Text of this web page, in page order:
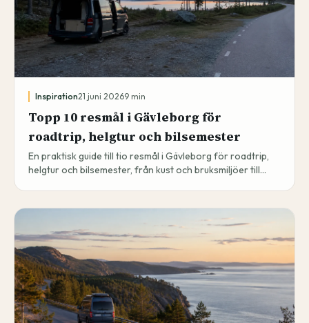
Inspiration21 juni 20269 min
Topp 10 resmål i Gävleborg för
roadtrip, helgtur och bilsemester
En praktisk guide till tio resmål i Gävleborg för roadtrip,
helgtur och bilsemester, från kust och bruksmiljöer till